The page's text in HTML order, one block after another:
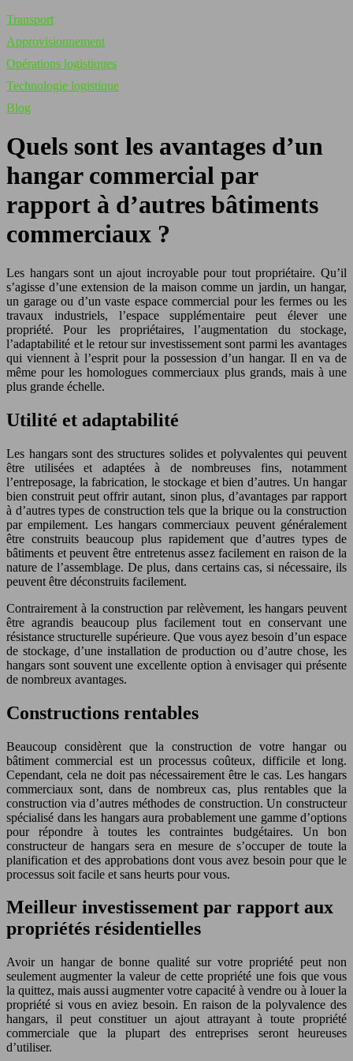
Transport
Approvisionnement
Opérations logistiques
Technologie logistique
Blog
Quels sont les avantages d’un
hangar commercial par
rapport à d’autres bâtiments
commerciaux ?
Les hangars sont un ajout incroyable pour tout propriétaire. Qu’il
s’agisse d’une extension de la maison comme un jardin, un hangar,
un garage ou d’un vaste espace commercial pour les fermes ou les
travaux industriels, l’espace supplémentaire peut élever une
propriété. Pour les propriétaires, l’augmentation du stockage,
l’adaptabilité et le retour sur investissement sont parmi les avantages
qui viennent à l’esprit pour la possession d’un hangar. Il en va de
même pour les homologues commerciaux plus grands, mais à une
plus grande échelle.
Utilité et adaptabilité
Les hangars sont des structures solides et polyvalentes qui peuvent
être utilisées et adaptées à de nombreuses fins, notamment
l’entreposage, la fabrication, le stockage et bien d’autres. Un hangar
bien construit peut offrir autant, sinon plus, d’avantages par rapport
à d’autres types de construction tels que la brique ou la construction
par empilement. Les hangars commerciaux peuvent généralement
être construits beaucoup plus rapidement que d’autres types de
bâtiments et peuvent être entretenus assez facilement en raison de la
nature de l’assemblage. De plus, dans certains cas, si nécessaire, ils
peuvent être déconstruits facilement.
Contrairement à la construction par relèvement, les hangars peuvent
être agrandis beaucoup plus facilement tout en conservant une
résistance structurelle supérieure. Que vous ayez besoin d’un espace
de stockage, d’une installation de production ou d’autre chose, les
hangars sont souvent une excellente option à envisager qui présente
de nombreux avantages.
Constructions rentables
Beaucoup considèrent que la construction de votre hangar ou
bâtiment commercial est un processus coûteux, difficile et long.
Cependant, cela ne doit pas nécessairement être le cas. Les hangars
commerciaux sont, dans de nombreux cas, plus rentables que la
construction via d’autres méthodes de construction. Un constructeur
spécialisé dans les hangars aura probablement une gamme d’options
pour répondre à toutes les contraintes budgétaires. Un bon
constructeur de hangars sera en mesure de s’occuper de toute la
planification et des approbations dont vous avez besoin pour que le
processus soit facile et sans heurts pour vous.
Meilleur investissement par rapport aux
propriétés résidentielles
Avoir un hangar de bonne qualité sur votre propriété peut non
seulement augmenter la valeur de cette propriété une fois que vous
la quittez, mais aussi augmenter votre capacité à vendre ou à louer la
propriété si vous en aviez besoin. En raison de la polyvalence des
hangars, il peut constituer un ajout attrayant à toute propriété
commerciale que la plupart des entreprises seront heureuses
d’utiliser.